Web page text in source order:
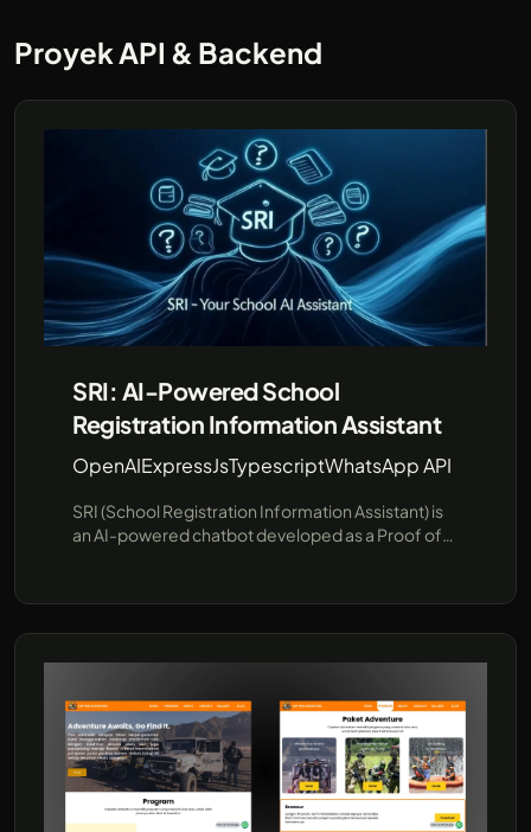
Proyek API & Backend
SRI: AI-Powered School
Registration Information Assistant
OpenAIExpressJsTypescriptWhatsApp API
SRI (School Registration Information Assistant) is
an AI-powered chatbot developed as a Proof of
questions about schools and their registration
procedures using pre-provided data, offering a
flexibility and future expansion, this project
demonstrates how AI can enhance user
interactions in educational institutions. Leveraging
cutting-edge technologies like JavaScript and the
unofficial WhatsApp API (using Baileys), SRI
provides a robust demo environment showcasing